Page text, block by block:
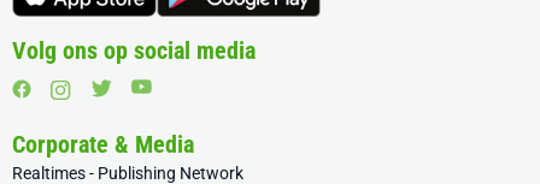
Volg ons op social media
Corporate & Media
Realtimes - Publishing Network